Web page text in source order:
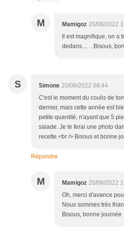
M Mamigoz 20/08/2022
Il est magnifique, on a
dedans.... .. Bisous,
S Simone 20/08/2022 08:44
C'est le moment du coulis de
dernier, mais cette année est
petite quantité, n'ayant que 5
salade. Je te ferai une photo
recette.<br /> Bisous et bonne
Répondre
M Mamigoz 20/08/2022
Oh, merci d'avance
Nous sommes très
Bisous, bonne journée